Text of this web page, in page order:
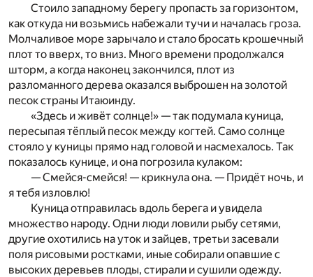
Стоило западному берегу пропасть за горизонтом,
как откуда ни возьмись набежали тучи и началась гроза.
Молчаливое море зарычало и стало бросать крошечный
плот то вверх, то вниз. Много времени продолжался
шторм, а когда наконец закончился, плот из
разломанного дерева оказался выброшен на золотой
песок страны Итаюинду.
«Здесь и живёт солнце!» — так подумала куница,
пересыпая тёплый песок между когтей. Само солнце
стояло у куницы прямо над головой и насмехалось. Так
показалось кунице, и она погрозила кулаком:
— Смейся-смейся! — крикнула она. — Придёт ночь, и
я тебя изловлю!
Куница отправилась вдоль берега и увидела
множество народу. Одни люди ловили рыбу сетями,
другие охотились на уток и зайцев, третьи засевали
поля рисовыми ростками, иные собирали опавшие с
высоких деревьев плоды, стирали и сушили одежду.